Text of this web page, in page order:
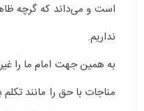
است و می‌داند که گرچه
نداریم.
به همین جهت امام ما را
مناجات با حق را مانند